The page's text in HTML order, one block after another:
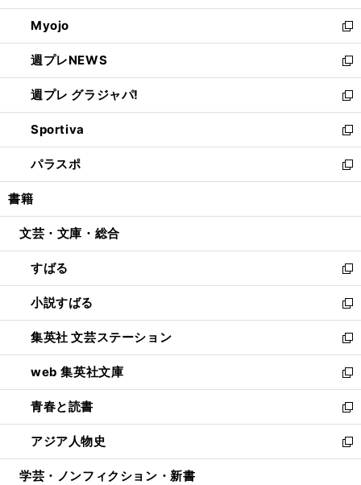
開
く
ウ
で
開
く
ン
ド
ウ
で
開
く
ウ
ィ
ン
ド
ウ
で
開
く
Myojo
新
し
い
ウ
ィ
ン
ド
ウ
で
開
週プレNEWS
新
し
い
ウ
ィ
ン
ド
ウ
開
週プレ グラジャパ!
新
し
い
ウ
ィ
ン
ウ
開
く
Sportiva
新
し
い
ウ
ン
ウ
で
開
く
パラスポ
新
し
ウ
ン
ド
ウ
で
開
く
書籍
文芸・文庫・総合
すばる
新
し
い
ウ
ィ
ン
ド
ウ
で
開
く
小説すばる
新
し
い
ウ
ィ
ン
ド
ウ
で
開
集英社 文芸ステーション
新
し
い
ウ
ィ
ン
ド
ウ
web 集英社文庫
新
し
い
ウ
ィ
ン
青春と読書
新
し
い
ウ
アジア人物史
新
し
学芸・ノンフィクション・新書